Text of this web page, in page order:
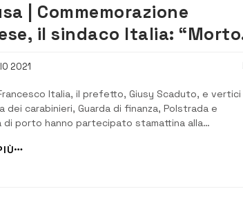
| Commemorazione
il sindaco Italia: “Morto
della verità”
2021
Italia, il prefetto, Giusy Scaduto, e vertici
dei carabinieri, Guarda di finanza, Polstrada e
di porto hanno partecipato stamattina alla
Mario Francese, il giornalista ucciso 42
per le i...